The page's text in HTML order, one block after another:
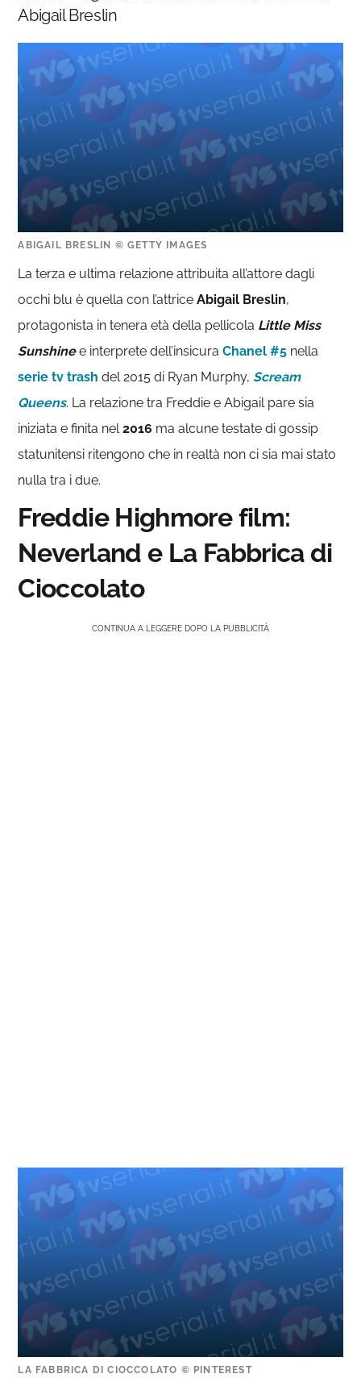
Abigail Breslin
ABIGAIL BRESLIN © GETTY IMAGES
La terza e ultima relazione attribuita all’attore dagli
occhi blu è quella con l’attriceAbigail Breslin,
protagonista in tenera età della pellicola Little Miss
Sunshinee interprete dell’insicuraChanel #5 nella
serie tv trash del 2015 di Ryan Murphy, Scream
Queens. La relazione tra Freddie e Abigail pare sia
iniziata e finita nel2016 ma alcune testate di gossip
statunitensi ritengono che in realtà non ci sia mai stato
nulla tra i due.
Freddie Highmore film:
Neverland e La Fabbrica di
Cioccolato
CONTINUA A LEGGERE DOPO LA PUBBLICITÀ
LA FABBRICA DI CIOCCOLATO © PINTEREST